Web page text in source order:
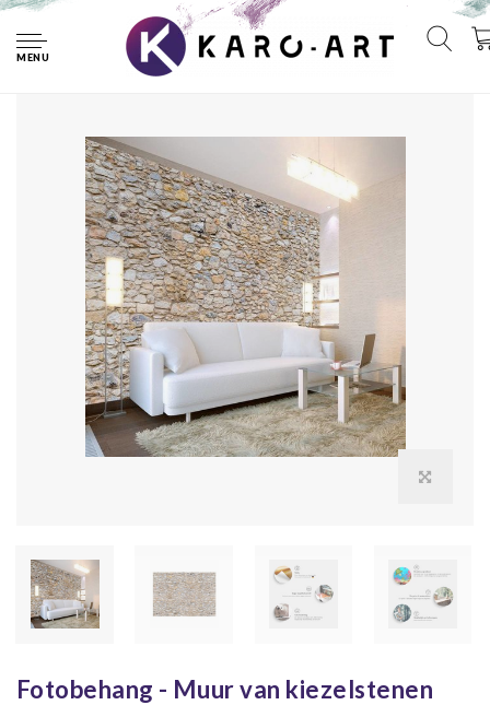
MENU
Fotobehang - Muur van kiezelstenen
Fotobehang - Muur van kiezelstenen